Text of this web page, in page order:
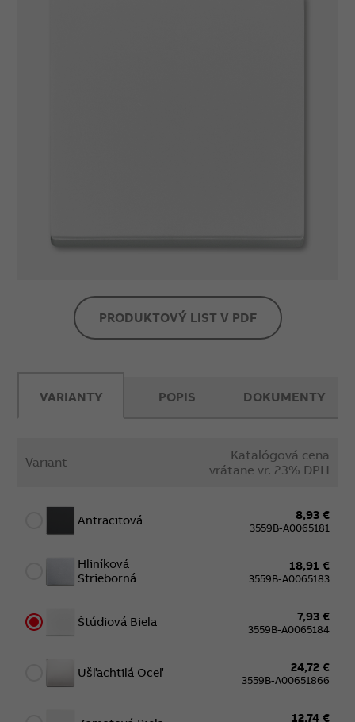
PRODUKTOVÝ LIST V PDF
VARIANTY
Variant
Katalógová cena
vrátane vr. 23% DPH
Antracitová 8,93 €
3559B-A0065181
Hliníková
Strieborná
18,91 €
3559B-A0065183
Štúdiová Biela 7,93 €
3559B-A0065184
Ušľachtilá Oceľ 24,72 €
3559B-A00651866
12,74 €
POPIS DOKUMENTY